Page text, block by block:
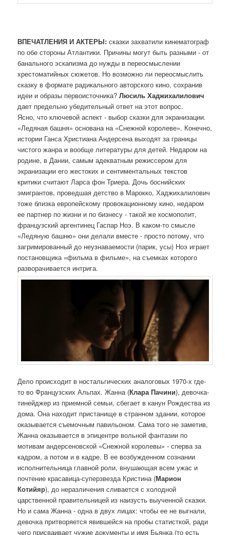
ВПЕЧАТЛЕНИЯ И АКТЕРЫ: сказки захватили кинематограф
по обе стороны Атлантики. Причины могут быть разными - от
банального эскапизма до нужды в переосмыслении
хрестоматийных сюжетов. Но возможно ли переосмыслить
сказку в формате радикального авторского кино, сохранив
идеи и образы первоисточника?Люсиль Хаджихалилович
дает предельно убедительный ответ на этот вопрос.
Ясно, что ключевой аспект - выбор сказки для экранизации.
«Ледяная башня» основана на «Снежной королеве». Конечно,
истории Ганса Христиана Андерсена выходят за границы
чистого жанра и вообще литературы для детей. Недаром на
родине, в Дании, самым адекватным режиссером для
экранизации его жестоких и сентиментальных текстов
критики считают Ларса фон Триера. Дочь боснийских
эмигрантов, проведшая детство в Марокко, Хаджихалилович
тоже близка европейскому провокационному кино, недаром
ее партнер по жизни и по бизнесу - такой же космополит,
французский аргентинец Гаспар Ноэ. В каком-то смысле
«Ледяную башню» они делали вместе - просто потому, что
загримированный до неузнаваемости (парик, усы) Ноэ играет
постановщика «фильма в фильме», на съемках которого
разворачивается интрига.
Дело происходит в ностальгических аналоговых 1970-х где-
то во Французских Альпах. Жанна (Клара Пачини), девочка-
тинейджер из приемной семьи, сбегает в канун Рождества из
дома. Она находит пристанище в странном здании, которое
оказывается съемочным павильоном. Сама того не заметив,
Жанна оказывается в эпицентре вольной фантазии по
мотивам андерсеновской «Снежной королевы» - сперва за
кадром, а потом и в кадре. В ее возбужденном сознании
исполнительница главной роли, внушающая всем ужас и
почтение красавица-суперзвезда Кристина (Марион
Котийяр), до неразличения сливается с холодной
царственной правительницей из наизусть выученной сказки.
Но и сама Жанна - одна в двух лицах: чтобы ее не выгнали,
девочка притворяется явившейся на пробы статисткой, ради
чего присваивает чужие документы и имя Бьянка (то есть